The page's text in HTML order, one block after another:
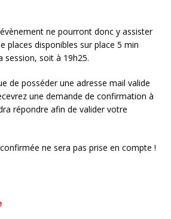
ne pourront donc y assister
places disponibles sur place 5 min
session, soit à 19h25.
de posséder une adresse mail valide
une demande de confirmation à
répondre afin de valider votre
ne sera pas prise en compte !